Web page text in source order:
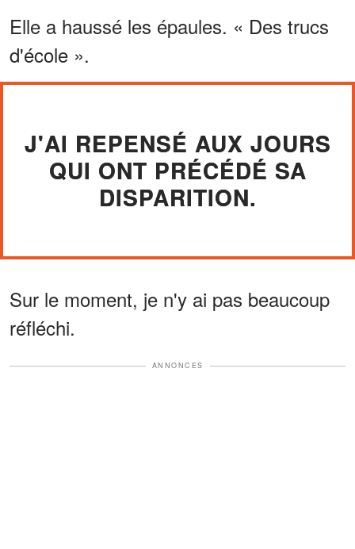
Elle a haussé les épaules. « Des trucs
d'école ».
J'AI REPENSÉ AUX JOURS
QUI ONT PRÉCÉDÉ SA
DISPARITION.
Sur le moment, je n'y ai pas beaucoup
réfléchi.
ANNONCES